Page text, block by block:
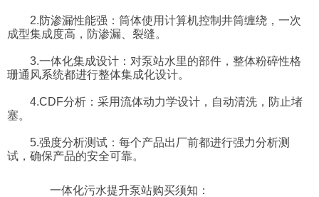
2.防渗漏性能强：筒体使用计算机控制井筒缠绕，一次
成型集成度高，防渗漏、裂缝。
3.一体化集成设计：对泵站水里的部件，整体粉碎性格
珊通风系统都进行整体集成化设计。
4.CDF分析：采用流体动力学设计，自动清洗，防止堵
塞。
5.强度分析测试：每个产品出厂前都进行强力分析测
试，确保产品的安全可靠。
一体化污水提升泵站购买须知：